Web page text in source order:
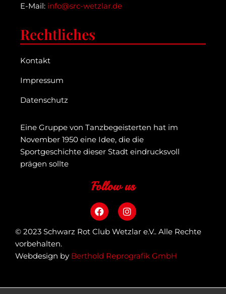
E-Mail: info@src-wetzlar.de
Rechtliches
Kontakt
Impressum
Datenschutz
Eine Gruppe von Tanzbegeisterten hat im
November 1950 eine Idee, die die
Sportgeschichte dieser Stadt eindrucksvoll
prägen sollte
Follow us
© 2023 Schwarz Rot Club Wetzlar e.V.. Alle Rechte
vorbehalten.
Webdesign by Berthold Reprografik GmbH